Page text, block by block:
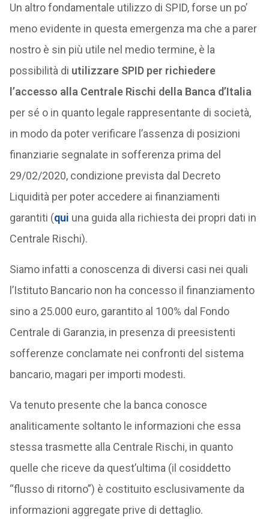
Un altro fondamentale utilizzo di SPID, forse un po’
meno evidente in questa emergenza ma che a parer
nostro è sin più utile nel medio termine, è la
possibilità di utilizzare SPID per richiedere
l’accesso alla Centrale Rischi della Banca d’Italia
per sé o in quanto legale rappresentante di società,
in modo da poter verificare l’assenza di posizioni
finanziarie segnalate in sofferenza prima del
29/02/2020, condizione prevista dal Decreto
Liquidità per poter accedere ai finanziamenti
garantiti (qui una guida alla richiesta dei propri dati in
Centrale Rischi).
Siamo infatti a conoscenza di diversi casi nei quali
l’Istituto Bancario non ha concesso il finanziamento
sino a 25.000 euro, garantito al 100% dal Fondo
Centrale di Garanzia, in presenza di preesistenti
sofferenze conclamate nei confronti del sistema
bancario, magari per importi modesti.
Va tenuto presente che la banca conosce
analiticamente soltanto le informazioni che essa
stessa trasmette alla Centrale Rischi, in quanto
quelle che riceve da quest’ultima (il cosiddetto
“flusso di ritorno”) è costituito esclusivamente da
informazioni aggregate prive di dettaglio.